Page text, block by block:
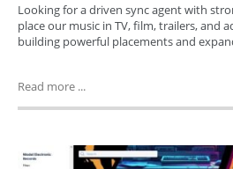
Looking for a driven sync agent with
place our music in TV, film, trailers, and
building powerful placements and
Read more ...